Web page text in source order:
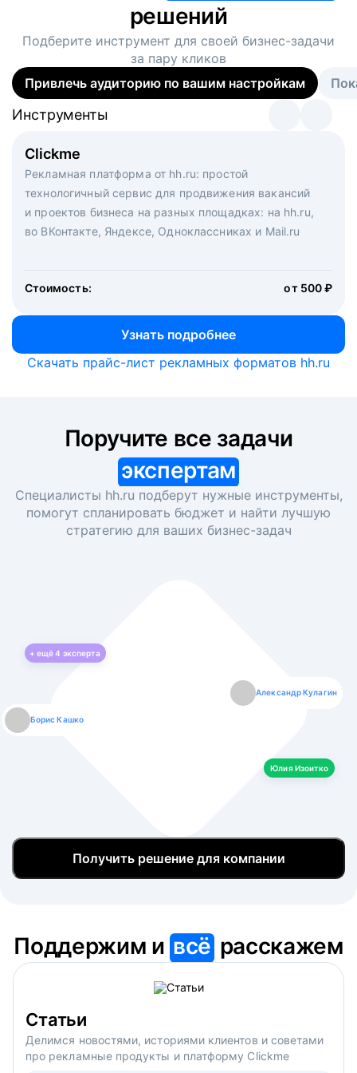
решений
Подберите инструмент для своей бизнес-задачи
за пару кликов
Привлечь аудиторию по вашим настройкам
Clickme
Рекламная платформа от hh.ru: простой
технологичный сервис для продвижения вакансий
и проектов бизнеса на разных площадках: на hh.ru,
во ВКонтакте, Яндексе, Одноклассниках и Mail.ru
Стоимость: от 500 ₽
Узнать подробнее
Инструменты
Вакансия дня
Рекламный формат для вакансий на главной странице
hh.ru. Увеличивает количество откликов
Инструменты
Массовый подбор под ключ. Решите, сколько
кандидатов и когда вам нужно, и за дело возьмутся
маркетологи, рекрутеры и проектные менеджеры
hh.ru с целым набором digital-инструментов
Инструменты
Скачать прайс-лист рекламных форматов hh.ru
экспертам
Специалисты hh.ru подберут нужные инструменты,
помогут спланировать бюджет и найти лучшую
стратегию для ваших бизнес-задач
+ ещё4 эксперта
Борис Кашко
Александр Кулагин
Юлия Изоитко
Юлия Изоитко
Даниил Макаров
Александр Кулагин
Екатерина Лазаренко
Даниил Макаров
Борис Кашко
Екатерина Лазаренко
Юлия Изоитко
Получить решение для компании
Поддержим ивсё расскажем
Статьи
Делимся новостями, историями клиентов и советами
про рекламные продукты и платформу Clickme